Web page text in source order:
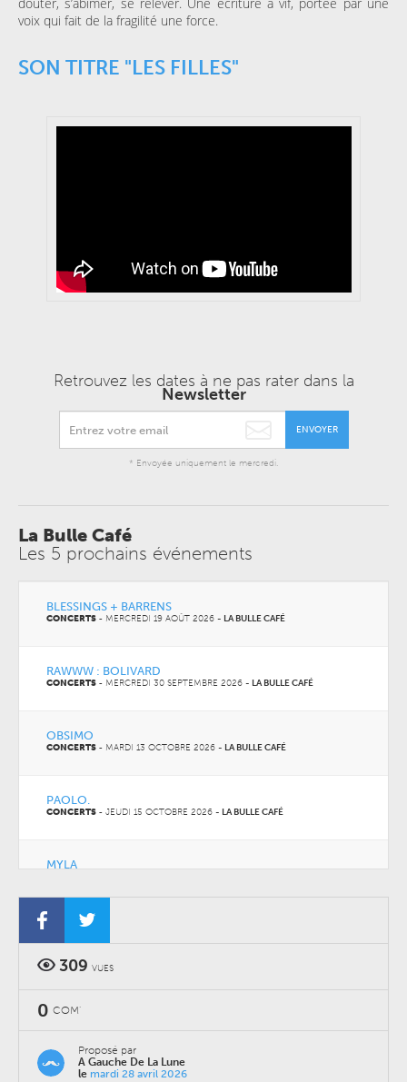
voix qui fait de la fragilité une force.
SON TITRE "LES FILLES"
Retrouvez les dates à ne pas rater dans la
Newsletter
ENVOYER
* Envoyée uniquement le mercredi.
La Bulle Café
Les 5 prochains événements
BLESSINGS + BARRENS
CONCERTS - MERCREDI 19 AOÛT 2026 - LA BULLE CAFÉ
RAWWW : BOLIVARD
CONCERTS - MERCREDI 30 SEPTEMBRE 2026 - LA BULLE CAFÉ
OBSIMO
CONCERTS - MARDI 13 OCTOBRE 2026 - LA BULLE CAFÉ
PAOLO.
CONCERTS - JEUDI 15 OCTOBRE 2026 - LA BULLE CAFÉ
MYLA
309 VUES
0 COM'
Proposé par
A Gauche De La Lune
le mardi 28 avril 2026